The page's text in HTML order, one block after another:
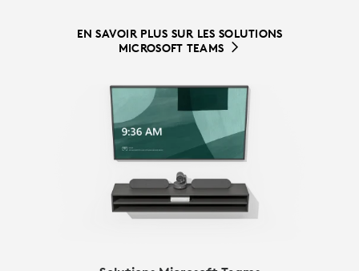
EN SAVOIR PLUS SUR LES SOLUTIONS
MICROSOFT TEAMS
EN SAVOIR PLUS SUR LES SOLUTIONS
ZOOM ROOMS